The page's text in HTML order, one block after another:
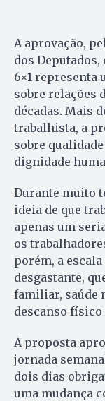
A aprovação,
dos Deputados,
6×1 representa
sobre relações
décadas. Mais
trabalhista, a
sobre
dignidade
Durante muito
ideia de que
apenas um
os
porém, a
desgastante,
familiar, saúde
descanso
A proposta
jornada
dois dias
uma mudança